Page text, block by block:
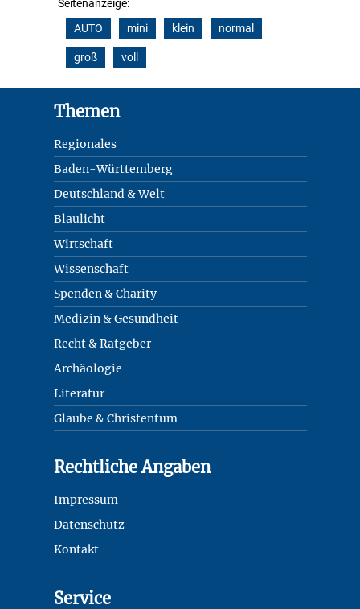
Seitenanzeige:
AUTO
mini klein normal
groß voll
Themen
Regionales
Baden-Württemberg
Deutschland & Welt
Blaulicht
Wirtschaft
Wissenschaft
Spenden & Charity
Medizin & Gesundheit
Recht & Ratgeber
Archäologie
Literatur
Glaube & Christentum
Rechtliche Angaben
Impressum
Datenschutz
Kontakt
Service